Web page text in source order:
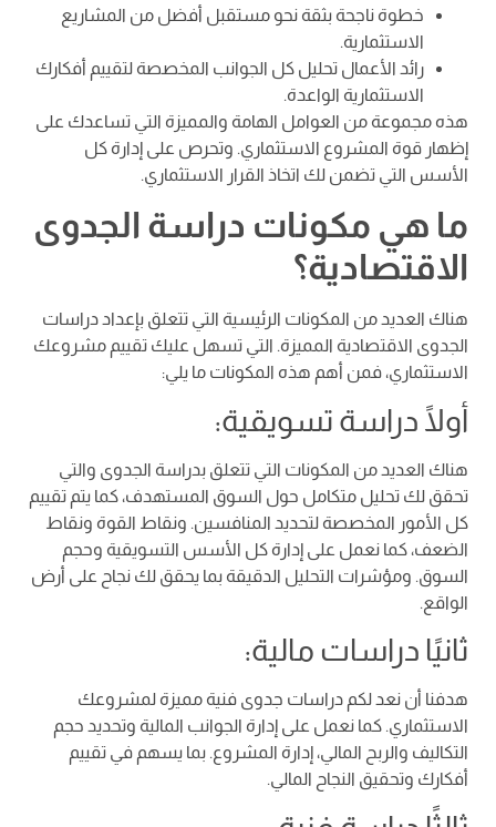
خطوة ناجحة بثقة نحو مستقبل أفضل من المشاريع
الاستثمارية.
رائد الأعمال تحليل كل الجوانب المخصصة لتقييم أفكارك
الاستثمارية الواعدة.
هذه مجموعة من العوامل الهامة والمميزة التي تساعدك على
إظهار قوة المشروع الاستثماري. وتحرص على إدارة كل
الأسس التي تضمن لك اتخاذ القرار الاستثماري.
ما هي مكونات دراسة الجدوى
الاقتصادية؟
هناك العديد من المكونات الرئيسية التي تتعلق بإعداد دراسات
الجدوى الاقتصادية المميزة. التي تسهل عليك تقييم مشروعك
الاستثماري، فمن أهم هذه المكونات ما يلي:
أولًا دراسة تسويقية:
هناك العديد من المكونات التي تتعلق بدراسة الجدوى والتي
تحقق لك تحليل متكامل حول السوق المستهدف، كما يتم تقييم
كل الأمور المخصصة لتحديد المنافسين. ونقاط القوة ونقاط
الضعف، كما نعمل على إدارة كل الأسس التسويقية وحجم
السوق. ومؤشرات التحليل الدقيقة بما يحقق لك نجاح على أرض
الواقع.
ثانيًا دراسات مالية:
هدفنا أن نعد لكم دراسات جدوى فنية مميزة لمشروعك
الاستثماري. كما نعمل على إدارة الجوانب المالية وتحديد حجم
التكاليف والربح المالي، إدارة المشروع. بما يسهم في تقييم
أفكارك وتحقيق النجاح المالي.